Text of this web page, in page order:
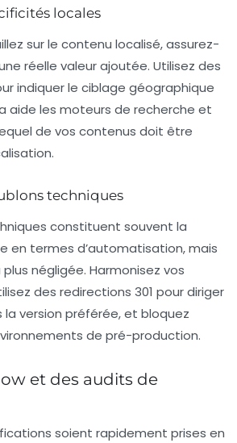
locales
sur le contenu localisé, assurez-
réelle valeur ajoutée. Utilisez des
indiquer le ciblage géographique
aide les moteurs de recherche et
de vos contenus doit être
techniques
constituent souvent la
en termes d’automatisation, mais
négligée. Harmonisez vos
des redirections 301 pour diriger
la version préférée, et bloquez
de pré-production.
et des audits de
soient rapidement prises en